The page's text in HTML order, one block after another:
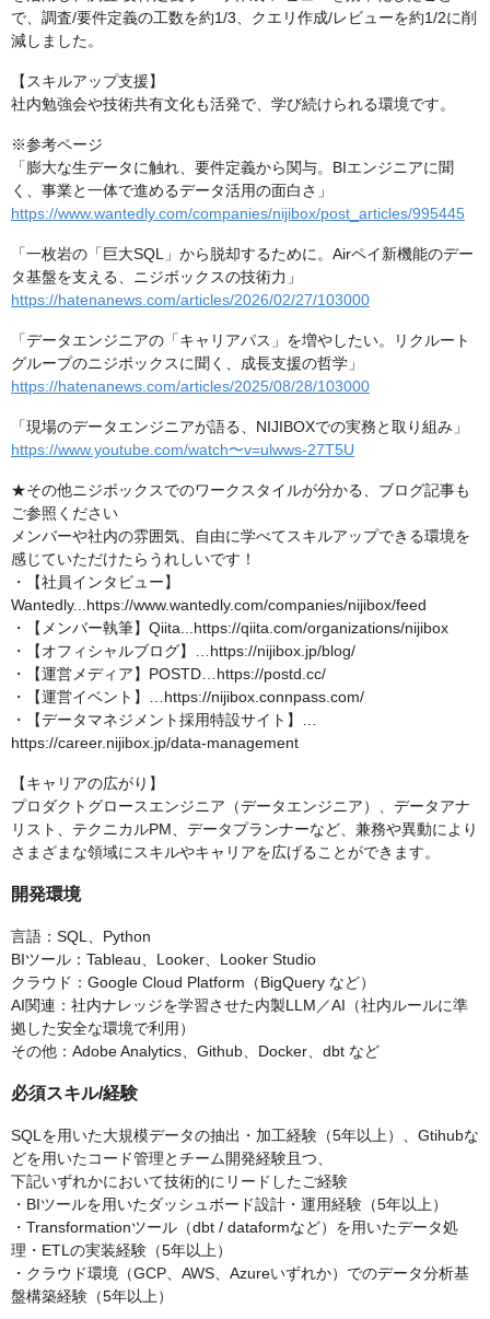
で、調査/要件定義の工数を約1/3、クエリ作成/レビューを約1/2に削
減しました。
【スキルアップ支援】
社内勉強会や技術共有文化も活発で、学び続けられる環境です。
※参考ページ
「膨大な生データに触れ、要件定義から関与。BIエンジニアに聞
く、事業と一体で進めるデータ活用の面白さ」
https://www.wantedly.com/companies/nijibox/post_articles/995445
「一枚岩の「巨大SQL」から脱却するために。Airペイ新機能のデー
タ基盤を支える、ニジボックスの技術力」
https://hatenanews.com/articles/2026/02/27/103000
「データエンジニアの「キャリアパス」を増やしたい。リクルート
グループのニジボックスに聞く、成長支援の哲学」
https://hatenanews.com/articles/2025/08/28/103000
「現場のデータエンジニアが語る、NIJIBOXでの実務と取り組み」
https://www.youtube.com/watch〜v=ulwws-27T5U
★その他ニジボックスでのワークスタイルが分かる、ブログ記事も
ご参照ください
メンバーや社内の雰囲気、自由に学べてスキルアップできる環境を
感じていただけたらうれしいです！
・【社員インタビュー】
Wantedly...https://www.wantedly.com/companies/nijibox/feed
・【メンバー執筆】Qiita...https://qiita.com/organizations/nijibox
・【オフィシャルブログ】…https://nijibox.jp/blog/
・【運営メディア】POSTD…https://postd.cc/
・【運営イベント】…https://nijibox.connpass.com/
・【データマネジメント採用特設サイト】…
https://career.nijibox.jp/data-management
【キャリアの広がり】
プロダクトグロースエンジニア（データエンジニア）、データアナ
リスト、テクニカルPM、データプランナーなど、兼務や異動により
さまざまな領域にスキルやキャリアを広げることができます。
開発環境
言語：SQL、Python
BIツール：Tableau、Looker、Looker Studio
クラウド：Google Cloud Platform（BigQuery など）
AI関連：社内ナレッジを学習させた内製LLM／AI（社内ルールに準
拠した安全な環境で利用）
その他：Adobe Analytics、Github、Docker、dbt など
必須スキル/経験
SQLを用いた大規模データの抽出・加工経験（5年以上）、Gtihubな
どを用いたコード管理とチーム開発経験且つ、
下記いずれかにおいて技術的にリードしたご経験
・BIツールを用いたダッシュボード設計・運用経験（5年以上）
・Transformationツール（dbt / dataformなど）を用いたデータ処
理・ETLの実装経験（5年以上）
・クラウド環境（GCP、AWS、Azureいずれか）でのデータ分析基
盤構築経験（5年以上）